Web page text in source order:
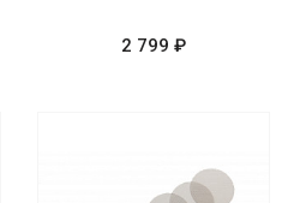
2 799 ₽